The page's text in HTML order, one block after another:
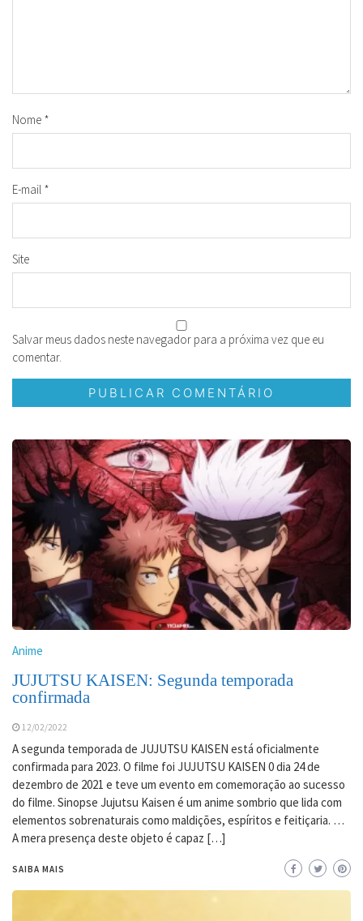
Nome *
E-mail *
Site
Salvar meus dados neste navegador para a próxima vez que eu
comentar.
Anime
JUJUTSU KAISEN: Segunda temporada
confirmada
12/02/2022
A segunda temporada de JUJUTSU KAISEN está oficialmente
confirmada para 2023. O filme foi JUJUTSU KAISEN 0 dia 24 de
dezembro de 2021 e teve um evento em comemoração ao sucesso
do filme. Sinopse Jujutsu Kaisen é um anime sombrio que lida com
elementos sobrenaturais como maldições, espíritos e feitiçaria. …
A mera presença deste objeto é capaz […]
SAIBA MAIS